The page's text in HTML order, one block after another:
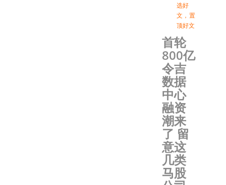
选好
文 ， 置
顶好文
首轮
800亿
令吉
数据
中心
融资
潮来
了 留
意这
几类
马股